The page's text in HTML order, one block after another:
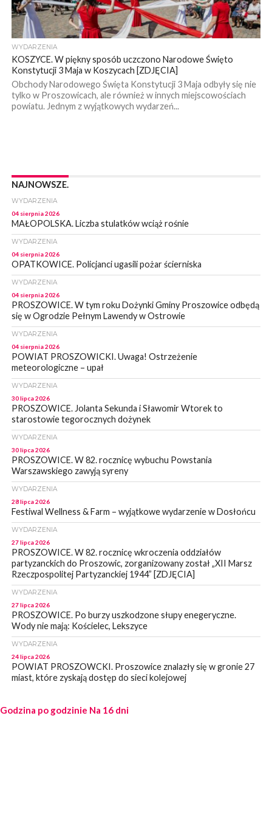
WYDARZENIA
KOSZYCE. W piękny sposób uczczono Narodowe Święto
Konstytucji 3 Maja w Koszycach [ZDJĘCIA]
Obchody Narodowego Święta Konstytucji 3 Maja odbyły się nie
tylko w Proszowicach, ale również w innych miejscowościach
powiatu. Jednym z wyjątkowych wydarzeń...
NAJNOWSZE.
WYDARZENIA
04 sierpnia 2026
MAŁOPOLSKA. Liczba stulatków wciąż rośnie
WYDARZENIA
04 sierpnia 2026
OPATKOWICE. Policjanci ugasili pożar ścierniska
WYDARZENIA
04 sierpnia 2026
PROSZOWICE. W tym roku Dożynki Gminy Proszowice odbędą
się w Ogrodzie Pełnym Lawendy w Ostrowie
WYDARZENIA
04 sierpnia 2026
POWIAT PROSZOWICKI. Uwaga! Ostrzeżenie
meteorologiczne – upał
WYDARZENIA
30 lipca 2026
PROSZOWICE. Jolanta Sekunda i Sławomir Wtorek to
starostowie tegorocznych dożynek
WYDARZENIA
30 lipca 2026
PROSZOWICE. W 82. rocznicę wybuchu Powstania
Warszawskiego zawyją syreny
WYDARZENIA
28 lipca 2026
Festiwal Wellness & Farm – wyjątkowe wydarzenie w Dosłońcu
WYDARZENIA
27 lipca 2026
PROSZOWICE. W 82. rocznicę wkroczenia oddziałów
partyzanckich do Proszowic, zorganizowany został „XII Marsz
Rzeczpospolitej Partyzanckiej 1944” [ZDJĘCIA]
WYDARZENIA
27 lipca 2026
PROSZOWICE. Po burzy uszkodzone słupy enegeryczne.
Wody nie mają: Kościelec, Lekszyce
WYDARZENIA
24 lipca 2026
POWIAT PROSZOWCKI. Proszowice znalazły się w gronie 27
miast, które zyskają dostęp do sieci kolejowej
23 lipca 2026
POWIAT PROSZOWICE. Obchody Święta Policji w
Godzina po godzinie Na 16 dni